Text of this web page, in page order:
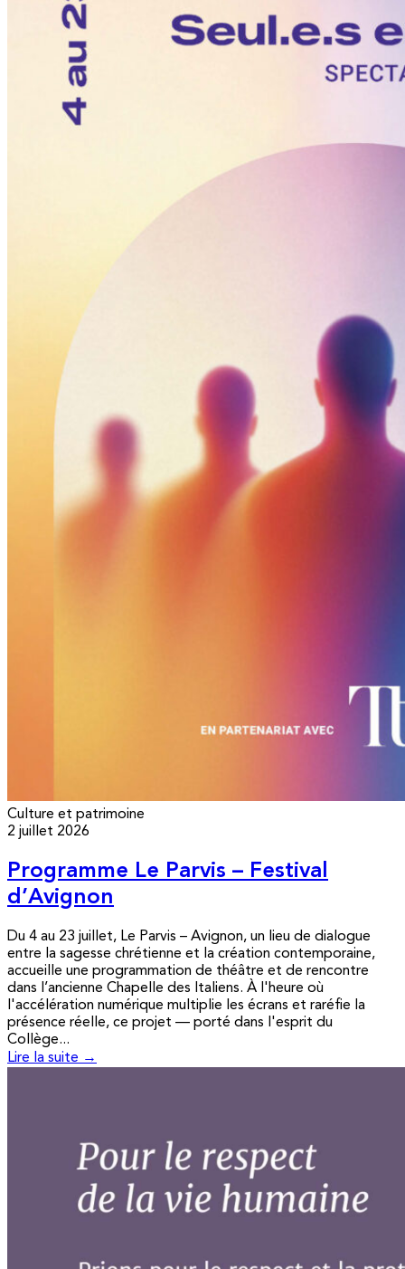
Culture et patrimoine
2 juillet 2026
Programme Le Parvis – Festival
d’Avignon
Du 4 au 23 juillet, Le Parvis – Avignon, un lieu de dialogue
entre la sagesse chrétienne et la création contemporaine,
accueille une programmation de théâtre et de rencontre
dans l’ancienne Chapelle des Italiens. À l'heure où
l'accélération numérique multiplie les écrans et raréfie la
présence réelle, ce projet — porté dans l'esprit du
Collège...
Lire la suite →